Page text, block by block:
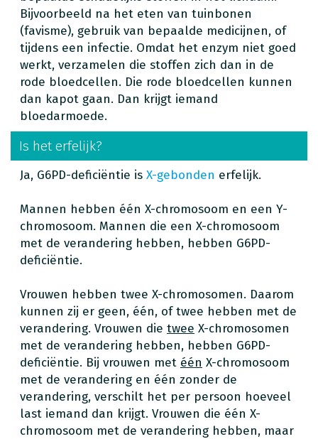
Bijvoorbeeld na het eten van tuinbonen
(favisme), gebruik van bepaalde medicijnen, of
tijdens een infectie. Omdat het enzym niet goed
werkt, verzamelen die stoffen zich dan in de
rode bloedcellen. Die rode bloedcellen kunnen
dan kapot gaan. Dan krijgt iemand
bloedarmoede.
Is het erfelijk?
Ja, G6PD-deficiëntie is X-gebonden erfelijk.
Mannen hebben één X-chromosoom en een Y-
chromosoom. Mannen die een X-chromosoom
met de verandering hebben, hebben G6PD-
deficiëntie.
Vrouwen hebben twee X-chromosomen. Daarom
kunnen zij er geen, één, of twee hebben met de
verandering. Vrouwen die twee X-chromosomen
met de verandering hebben, hebben G6PD-
deficiëntie. Bij vrouwen met één X-chromosoom
met de verandering en één zonder de
verandering, verschilt het per persoon hoeveel
last iemand dan krijgt. Vrouwen die één X-
chromosoom met de verandering hebben, maar